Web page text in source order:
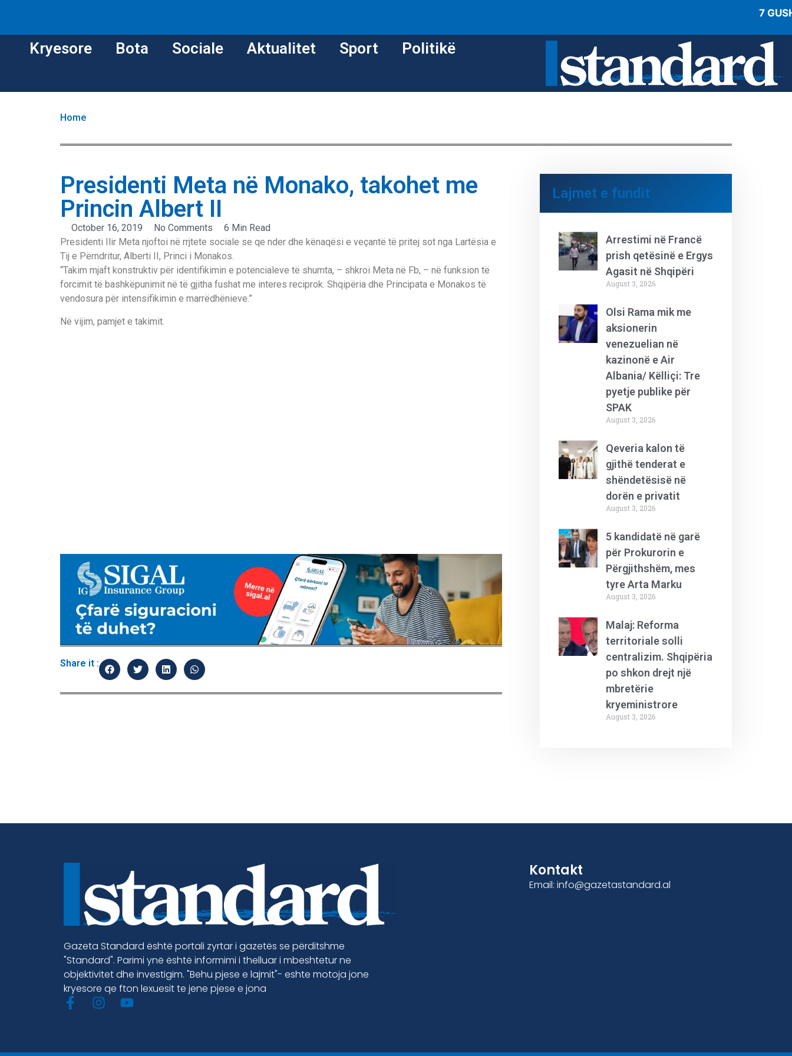
7
Kryesore Bota Sociale Aktualitet Sport Politikë
Home
Presidenti Meta në Monako, takohet me
Princin Albert II
October 16, 2019 No Comments
6 Min Read
Presidenti Ilir Meta njoftoi në rrjtete sociale se qe nder dhe kënaqësi e veçantë të pritej sot nga Lartësia e
Tij e Përndritur, Alberti II, Princi i Monakos.
“Takim mjaft konstruktiv për identifikimin e potencialeve të shumta, – shkroi Meta në Fb, – në funksion të
forcimit të bashkëpunimit në të gjitha fushat me interes reciprok. Shqipëria dhe Principata e Monakos të
vendosura për intensifikimin e marrëdhënieve.”
Në vijim, pamjet e takimit.
Share it :
Lajmet e fundit
Arrestimi në Francë
prish qetësinë e Ergys
Agasit në Shqipëri
August 3, 2026
Olsi Rama mik me
aksionerin
venezuelian në
kazinonë e Air
Albania/ Këlliçi: Tre
pyetje publike për
SPAK
August 3, 2026
Qeveria kalon të
gjithë tenderat e
shëndetësisë në
dorën e privatit
August 3, 2026
5 kandidatë në garë
për Prokurorin e
Përgjithshëm, mes
tyre Arta Marku
August 3, 2026
Malaj: Reforma
territoriale solli
centralizim. Shqipëria
po shkon drejt një
mbretërie
kryeministrore
August 3, 2026
Gazeta Standard është portali zyrtar i gazetës se përditshme
"Standard". Parimi ynë është informimi i thelluar i mbeshtetur ne
objektivitet dhe investigim. "Behu pjese e lajmit"- eshte motoja jone
kryesore qe fton lexuesit te jene pjese e jona
Kontakt
Email: info@gazetastandard.al